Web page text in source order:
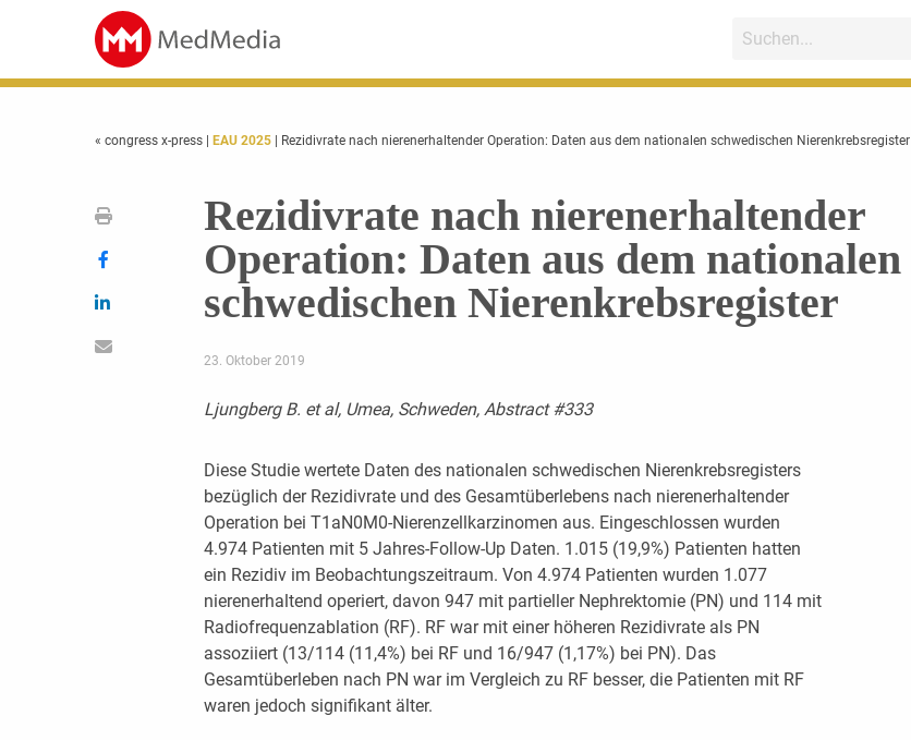
« congress x-press EAU 2025 | Rezidivrate nach nierenerhaltender Operation: Daten aus dem nationalen schwedischen Nierenkrebsregister
Rezidivrate nach nierenerhaltender
Operation: Daten aus dem nationalen
schwedischen Nierenkrebsregister
23. Oktober 2019
Ljungberg B. et al, Umea, Schweden, Abstract #333
Diese Studie wertete Daten des nationalen schwedischen Nierenkrebsregisters
bezüglich der Rezidivrate und des Gesamtüberlebens nach nierenerhaltender
Operation bei T1aN0M0-Nierenzellkarzinomen aus. Eingeschlossen wurden
4.974 Patienten mit 5 Jahres-Follow-Up Daten. 1.015 (19,9%) Patienten hatten
ein Rezidiv im Beobachtungszeitraum. Von 4.974 Patienten wurden 1.077
nierenerhaltend operiert, davon 947 mit partieller Nephrektomie (PN) und 114 mit
Radiofrequenzablation (RF). RF war mit einer höheren Rezidivrate als PN
assoziiert (13/114 (11,4%) bei RF und 16/947 (1,17%) bei PN). Das
Gesamtüberleben nach PN war im Vergleich zu RF besser, die Patienten mit RF
waren jedoch signifikant älter.